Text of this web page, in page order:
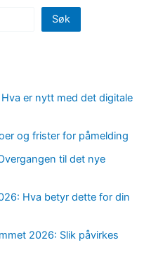
Søk
er nytt med det digitale
og frister for påmelding
til det nye
Hva betyr dette for din
2026: Slik påvirkes